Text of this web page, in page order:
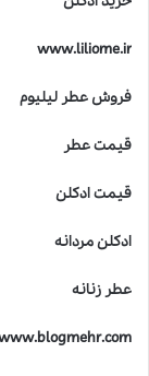
www.liliome.ir
فروش عطر لیلیوم
قیمت عطر
قیمت ادکلن
ادکلن مردانه
عطر زنانه